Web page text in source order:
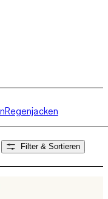
Regenjacken
Filter & Sortieren